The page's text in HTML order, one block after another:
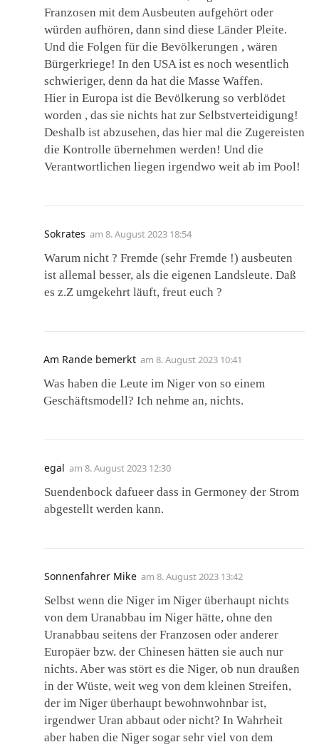
Franzosen mit dem Ausbeuten aufgehört oder
würden aufhören, dann sind diese Länder Pleite.
Und die Folgen für die Bevölkerungen , wären
Bürgerkriege! In den USA ist es noch wesentlich
schwieriger, denn da hat die Masse Waffen.
Hier in Europa ist die Bevölkerung so verblödet
worden , das sie nichts hat zur Selbstverteidigung!
Deshalb ist abzusehen, das hier mal die Zugereisten
die Kontrolle übernehmen werden! Und die
Verantwortlichen liegen irgendwo weit ab im Pool!
Sokrates am 8. August 2023 18:54
Warum nicht ? Fremde (sehr Fremde !) ausbeuten
ist allemal besser, als die eigenen Landsleute. Daß
es z.Z umgekehrt läuft, freut euch ?
Am Rande bemerkt am 8. August 2023 10:41
Was haben die Leute im Niger von so einem
Geschäftsmodell? Ich nehme an, nichts.
egal am 8. August 2023 12:30
Suendenbock dafueer dass in Germoney der Strom
abgestellt werden kann.
Sonnenfahrer Mike am 8. August 2023 13:42
Selbst wenn die Niger im Niger überhaupt nichts
von dem Uranabbau im Niger hätte, ohne den
Uranabbau seitens der Franzosen oder anderer
Europäer bzw. der Chinesen hätten sie auch nur
nichts. Aber was stört es die Niger, ob nun draußen
in der Wüste, weit weg von dem kleinen Streifen,
der im Niger überhaupt bewohnwohnbar ist,
irgendwer Uran abbaut oder nicht? In Wahrheit
aber haben die Niger sogar sehr viel von dem